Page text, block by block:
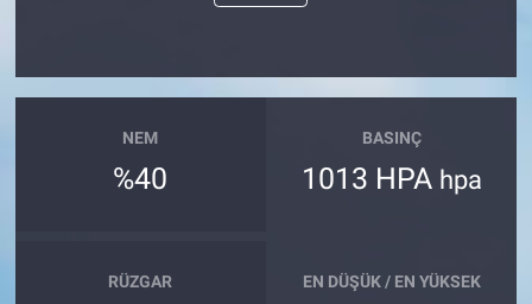
NEM
%40
BASINÇ
1013 HPA hpa
RÜZGAR EN DÜŞÜK / EN YÜKSEK